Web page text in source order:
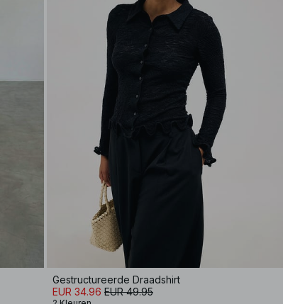
Gestructureerde Draadshirt
EUR 34.96 EUR 49.95